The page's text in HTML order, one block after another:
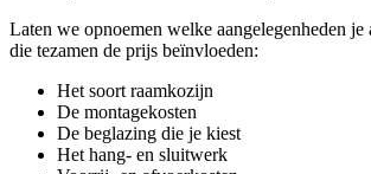
Laten we opnoemen welke aangelegenheden je
die tezamen de prijs beïnvloeden:
Het soort raamkozijn
De montagekosten
De beglazing die je kiest
Het hang- en sluitwerk